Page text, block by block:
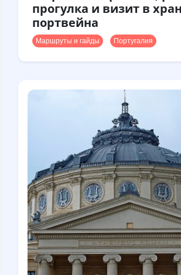
прогулка и визит в
портвейна
Маршруты и гайды Португалия